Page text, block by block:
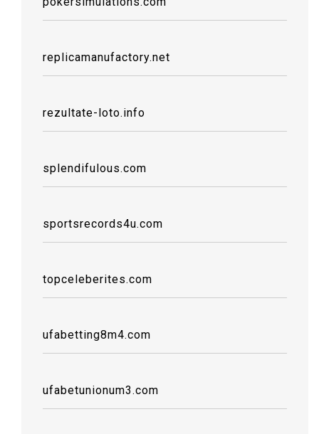
replicamanufactory.net
rezultate-loto.info
splendifulous.com
sportsrecords4u.com
topceleberites.com
ufabetting8m4.com
ufabetunionum3.com